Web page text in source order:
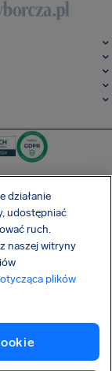
działanie
udostępniać
ruch.
naszej witryny
plików